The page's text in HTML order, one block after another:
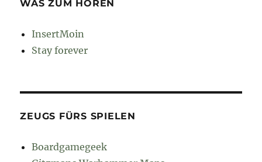
WAS ZUM HÖREN
InsertMoin
Stay forever
ZEUGS FÜRS SPIELEN
Boardgamegeek